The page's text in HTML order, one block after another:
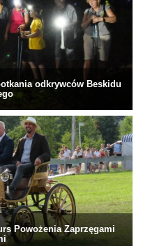
odkrywców Beskidu
Powożenia Zaprzęgami